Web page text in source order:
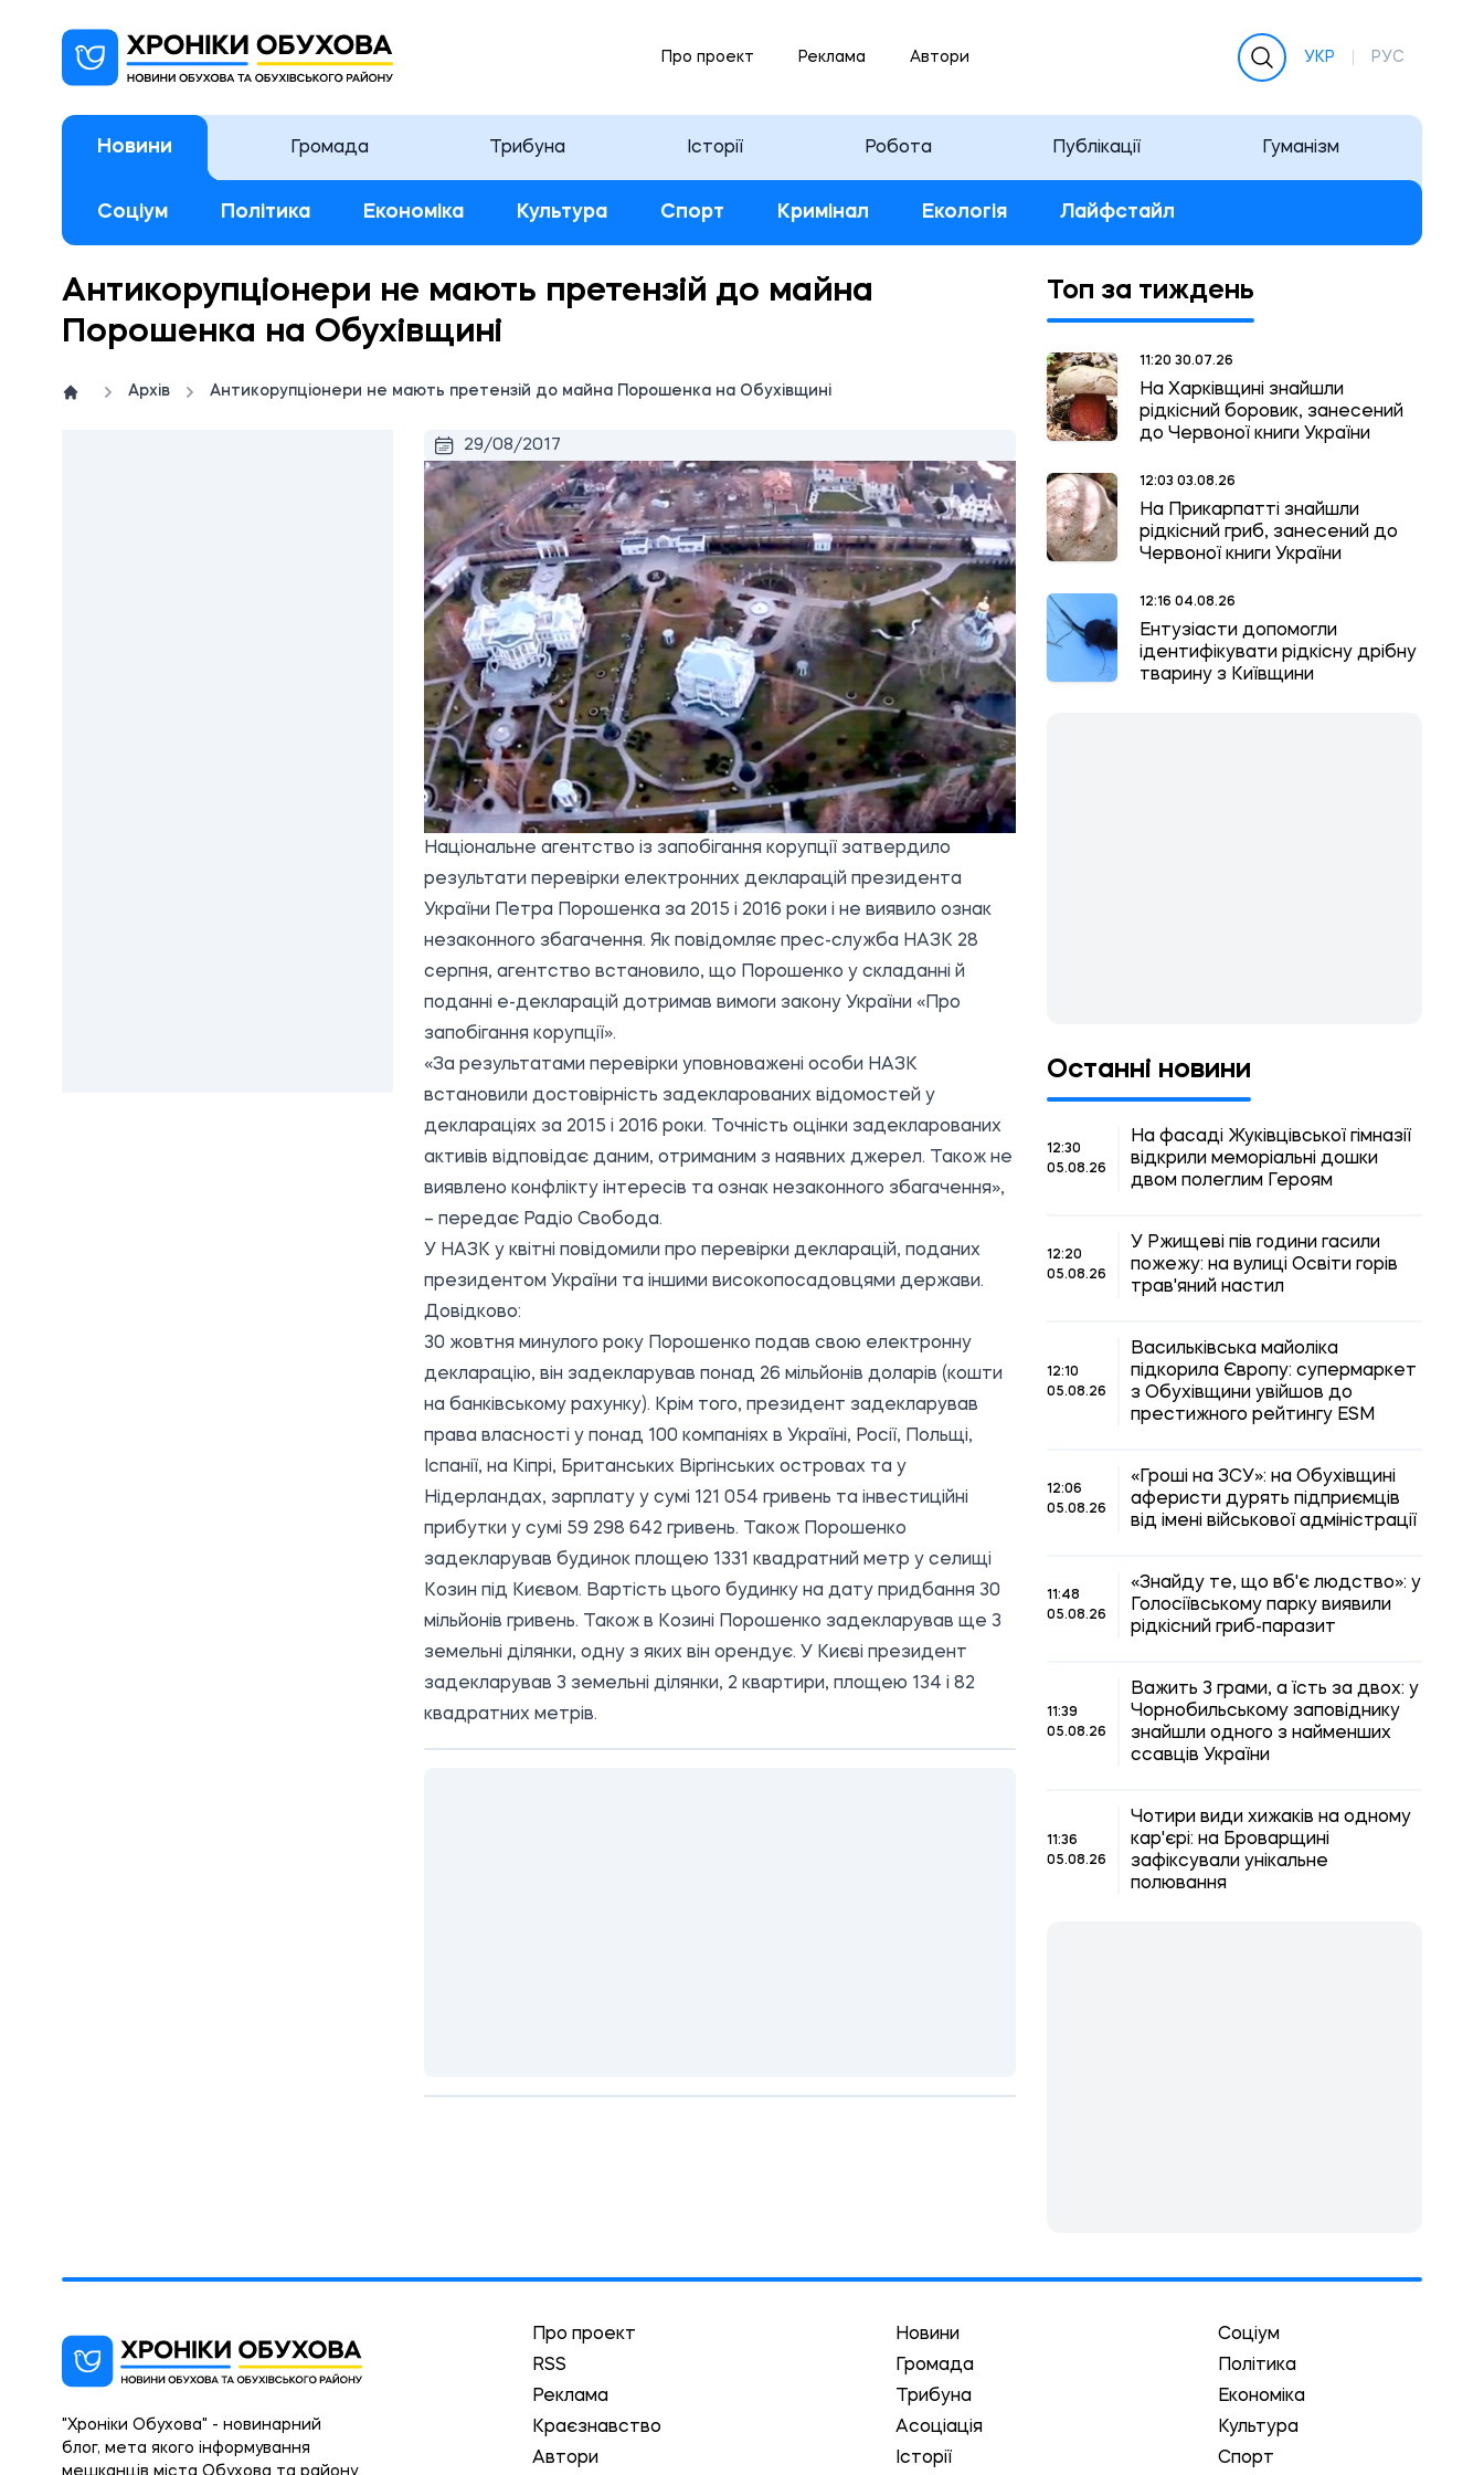
Про проект Реклама Автори УКР РУС
Новини Громада Трибуна Історії Робота Публікації Гуманізм
Соціум Політика Економіка Культура Спорт Кримінал Екологія Лайфстайл
Антикорупціонери не мають претензій до майна
Порошенка на Обухівщині
Архів Антикорупціонери не мають претензій до майна Порошенка на Обухівщині
29/08/2017
Національне агентство із запобігання корупції затвердило
результати перевірки електронних декларацій президента
України Петра Порошенка за 2015 і 2016 роки і не виявило ознак
незаконного збагачення. Як повідомляє прес-служба НАЗК 28
серпня, агентство встановило, що Порошенко у складанні й
поданні е-декларацій дотримав вимоги закону України «Про
запобігання корупції».
«За результатами перевірки уповноважені особи НАЗК
встановили достовірність задекларованих відомостей у
деклараціях за 2015 і 2016 роки. Точність оцінки задекларованих
активів відповідає даним, отриманим з наявних джерел. Також не
виявлено конфлікту інтересів та ознак незаконного збагачення»,
– передає Радіо Свобода.
У НАЗК у квітні повідомили про перевірки декларацій, поданих
президентом України та іншими високопосадовцями держави.
Довідково:
30 жовтня минулого року Порошенко подав свою електронну
декларацію, він задекларував понад 26 мільйонів доларів (кошти
на банківському рахунку). Крім того, президент задекларував
права власності у понад 100 компаніях в Україні, Росії, Польщі,
Іспанії, на Кіпрі, Британських Віргінських островах та у
Нідерландах, зарплату у сумі 121 054 гривень та інвестиційні
прибутки у сумі 59 298 642 гривень. Також Порошенко
задекларував будинок площею 1331 квадратний метр у селищі
Козин під Києвом. Вартість цього будинку на дату придбання 30
мільйонів гривень. Також в Козині Порошенко задекларував ще 3
земельні ділянки, одну з яких він орендує. У Києві президент
задекларував 3 земельні ділянки, 2 квартири, площею 134 і 82
квадратних метрів.
Топ за тиждень
11:20 30.07.26
На Харківщині знайшли
рідкісний боровик, занесений
до Червоної книги України
12:03 03.08.26
На Прикарпатті знайшли
рідкісний гриб, занесений до
Червоної книги України
12:16 04.08.26
Ентузіасти допомогли
ідентифікувати рідкісну дрібну
тварину з Київщини
Останні новини
12:30
05.08.26
На фасаді Жуківцівської гімназії
відкрили меморіальні дошки
двом полеглим Героям
12:20
05.08.26
У Ржищеві пів години гасили
пожежу: на вулиці Освіти горів
трав'яний настил
12:10
05.08.26
Васильківська майоліка
підкорила Європу: супермаркет
з Обухівщини увійшов до
престижного рейтингу ESM
12:06
05.08.26
«Гроші на ЗСУ»: на Обухівщині
аферисти дурять підприємців
від імені військової адміністрації
11:48
05.08.26
«Знайду те, що вб'є людство»: у
Голосіївському парку виявили
рідкісний гриб-паразит
11:39
05.08.26
Важить 3 грами, а їсть за двох: у
Чорнобильському заповіднику
знайшли одного з найменших
ссавців України
11:36
05.08.26
Чотири види хижаків на одному
кар'єрі: на Броварщині
зафіксували унікальне
полювання
Про проект
RSS
Реклама
Краєзнавство
Автори
Новини
Громада
Трибуна
Асоціація
Історії
Соціум
Політика
Економіка
Культура
Спорт
"Хроніки Обухова" - новинарний
блог, мета якого інформування
мешканців міста Обухова та району